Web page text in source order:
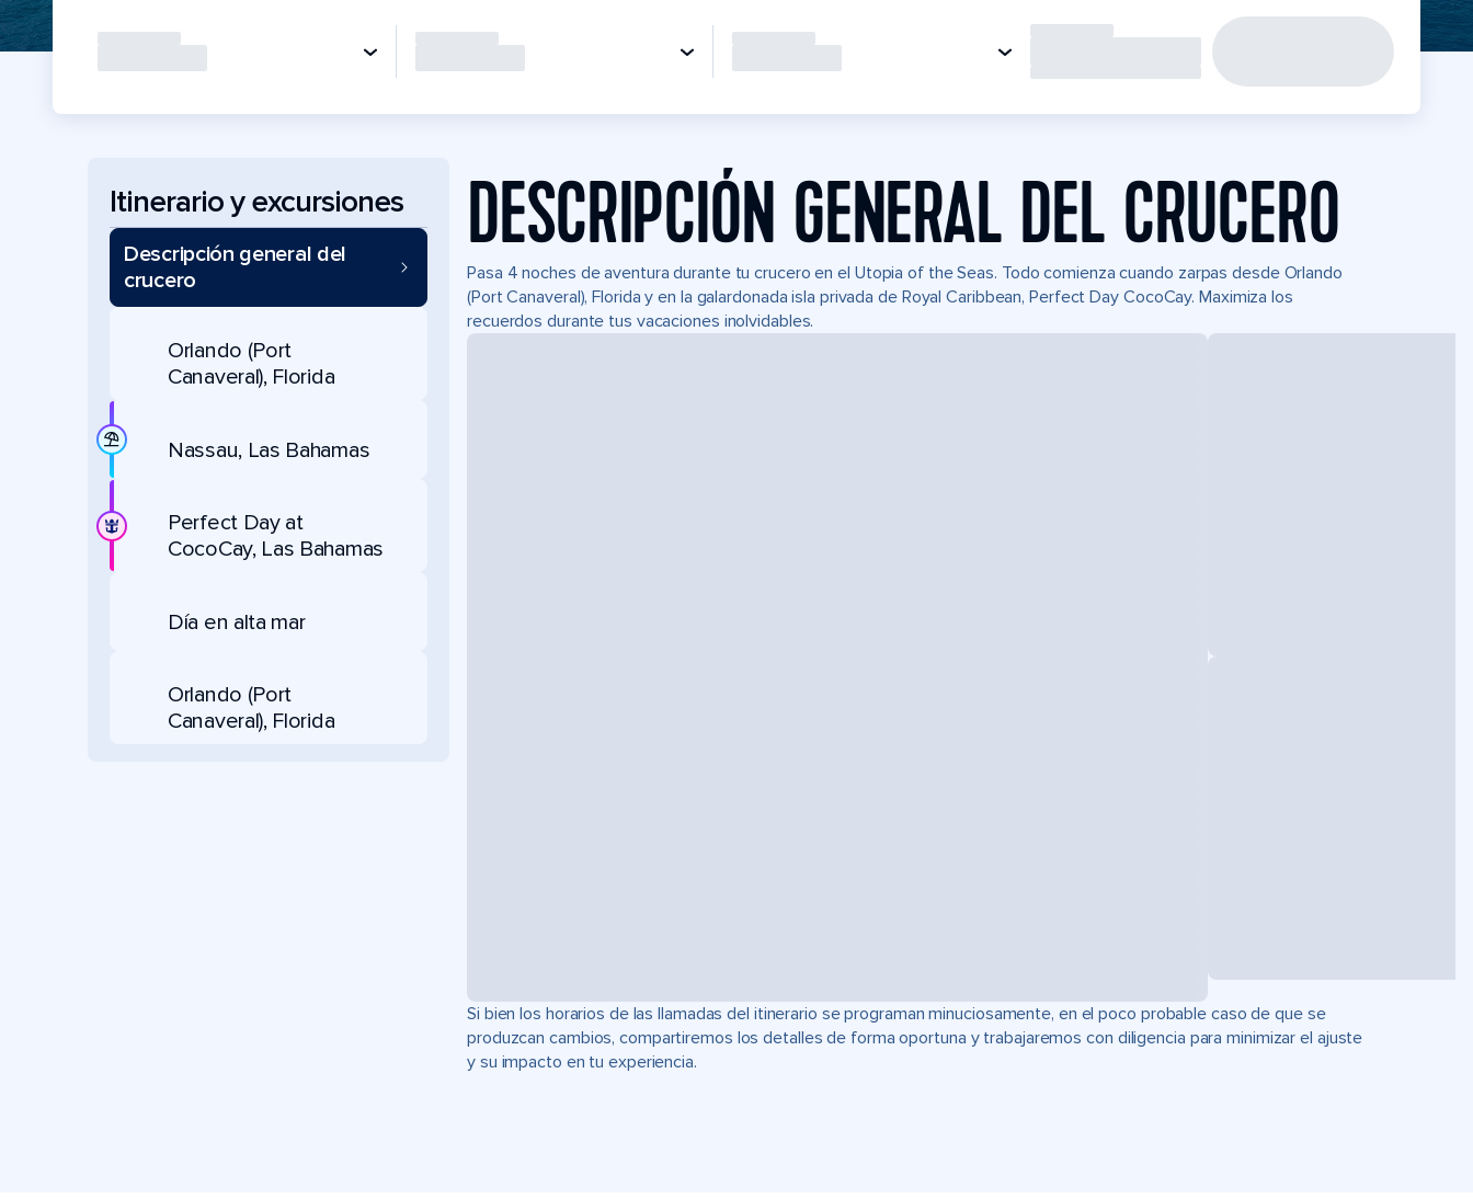
Itinerario y excursiones
Descripción general del
crucero
Orlando (Port
Canaveral), Florida
Nassau, Las Bahamas
Perfect Day at
CocoCay, Las Bahamas
Día en alta mar
Orlando (Port
Canaveral), Florida
DESCRIPCIÓN GENERAL DEL CRUCERO
Pasa 4 noches de aventura durante tu crucero en el Utopia of the Seas. Todo comienza cuando zarpas desde Orlando
(Port Canaveral), Florida y en la galardonada isla privada de Royal Caribbean, Perfect Day CocoCay. Maximiza los
recuerdos durante tus vacaciones inolvidables.
Si bien los horarios de las llamadas del itinerario se programan minuciosamente, en el poco probable caso de que se
produzcan cambios, compartiremos los detalles de forma oportuna y trabajaremos con diligencia para minimizar el ajuste
y su impacto en tu experiencia.